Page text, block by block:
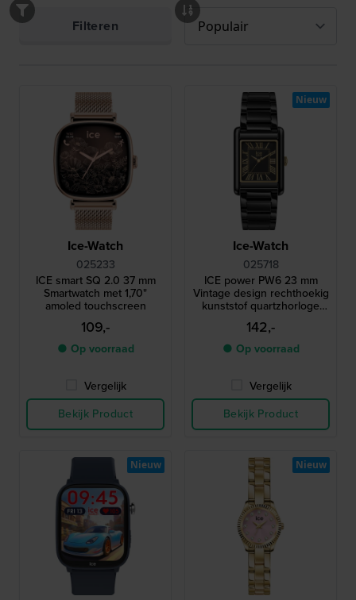
Filteren
Ice-Watch
025233
ICE smart SQ 2.0 37 mm
Smartwatch met 1,70"
amoled touchscreen
109,-
● Op voorraad
Vergelijk
Bekijk Product
Ice-Watch
025718
ICE power PW6 23 mm
Vintage design rechthoekig
kunststof quartzhorloge
met Romeinse indexen
142,-
● Op voorraad
Vergelijk
Bekijk Product
Nieuw
Nieuw Nieuw